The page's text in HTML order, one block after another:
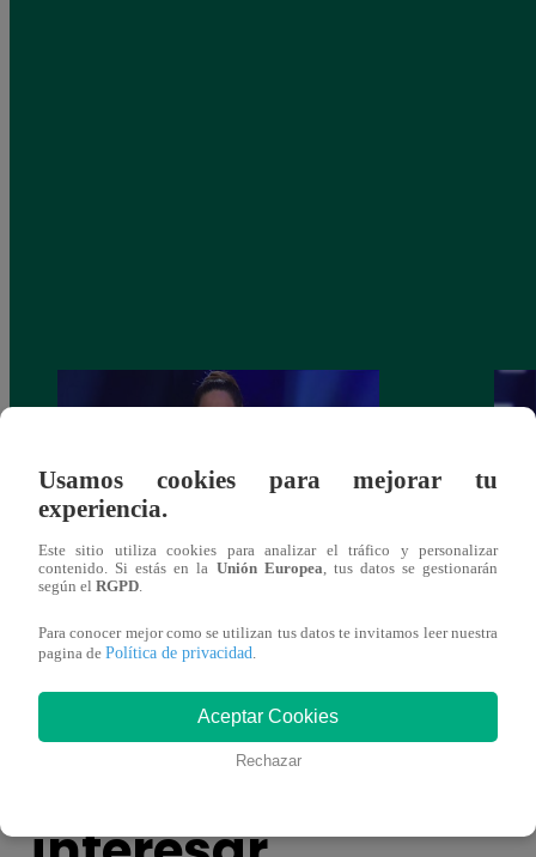
Melissa Klug en EVDLV: ¿Te consideras
una buena madre?
También te puede
Usamos cookies para mejorar tu
experiencia.
Este sitio utiliza cookies para analizar el tráfico y personalizar
contenido. Si estás en la Unión Europea, tus datos se gestionarán
según el RGPD.
Para conocer mejor como se utilizan tus datos te invitamos leer nuestra
pagina de Política de privacidad.
Aceptar Cookies
Rechazar